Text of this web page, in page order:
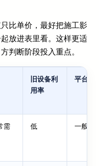
比单价，最好把施工影
放进表里看。这样更适
判断阶段投入重点。
旧设备利
用率
平台统
需
低 一般，